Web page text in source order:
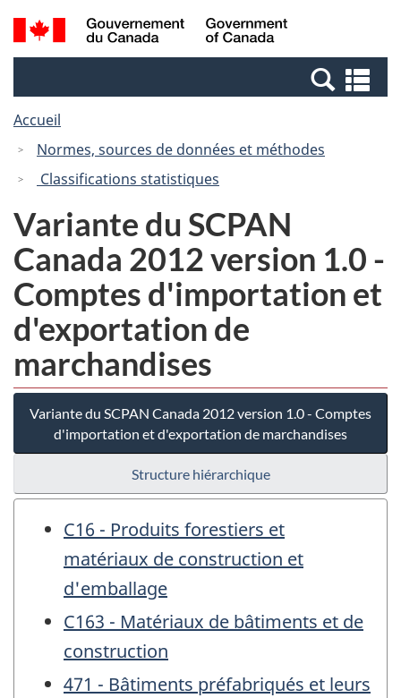
Passer
au
Passer
à
Canada
Recherche
et
et
Accueil
Normes, sources de données et méthodes
Classifications statistiques
Variante du SCPAN
Canada 2012 version 1.0 -
Comptes d'importation et
d'exportation de
marchandises
Variante du SCPAN Canada 2012 version 1.0 - Comptes
d'importation et d'exportation de marchandises
Structure hiérarchique
C16 - Produits forestiers et
matériaux de construction et
d'emballage
C163 - Matériaux de bâtiments et de
construction
471 - Bâtiments préfabriqués et leurs